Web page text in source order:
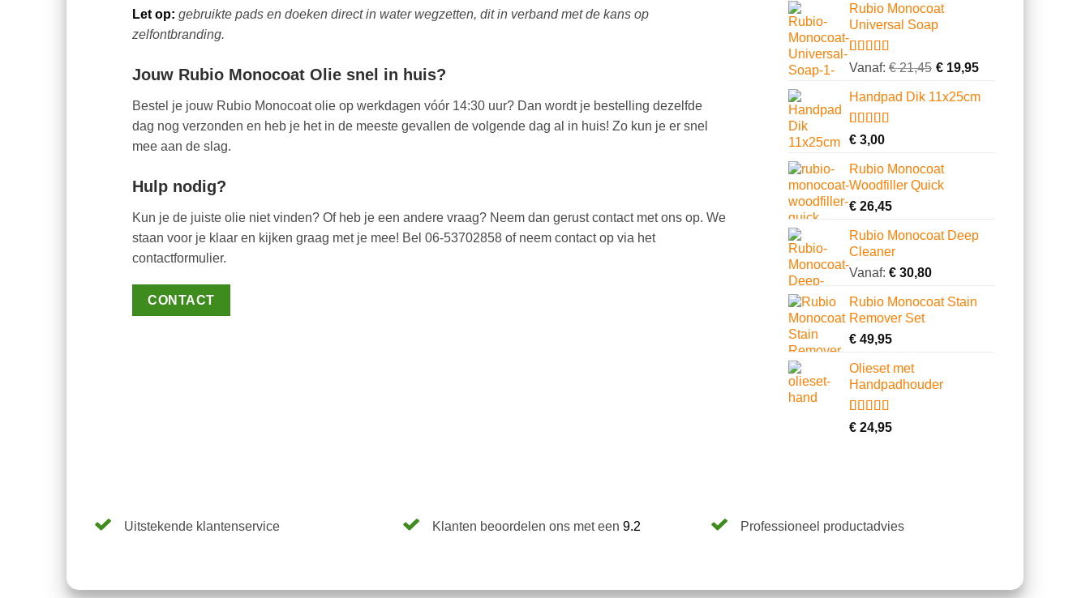
Let op: gebruikte pads en doeken direct in water wegzetten, dit in verband met de kans op
zelfontbranding.
Jouw Rubio Monocoat Olie snel in huis?
Bestel je jouw Rubio Monocoat olie op werkdagen vóór 14:30 uur? Dan wordt je bestelling dezelfde
dag nog verzonden en heb je het in de meeste gevallen de volgende dag al in huis! Zo kun je er snel
mee aan de slag.
Hulp nodig?
Kun je de juiste olie niet vinden? Of heb je een andere vraag? Neem dan gerust contact met ons op. We
staan voor je klaar en kijken graag met je mee! Bel 06-53702858 of neem contact op via het
contactformulier.
CONTACT
Rubio Monocoat
Universal Soap
Gewaardeerd
gebaseerd
op
23
klantbeoordelingen
Vanaf: €21,45 €19,95
Handpad Dik 11x25cm
Gewaardeerd
4.70
gebaseerd
op
10
klantbeoordelingen
€3,00
Rubio Monocoat
Woodfiller Quick
€26,45
Rubio Monocoat Deep
Cleaner
Vanaf: €30,80
Rubio Monocoat Stain
Remover Set
€49,95
Olieset met
Handpadhouder
Gewaardeerd
op 5
11
€24,95
Uitstekende klantenservice Klanten beoordelen ons met een9.2 Professioneel productadvies